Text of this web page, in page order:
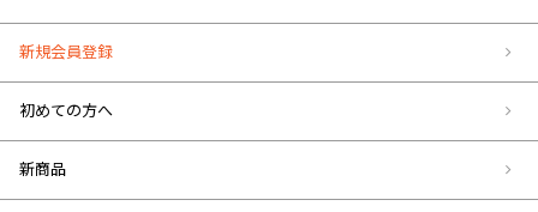
新規会員登録
初めての方へ
新商品